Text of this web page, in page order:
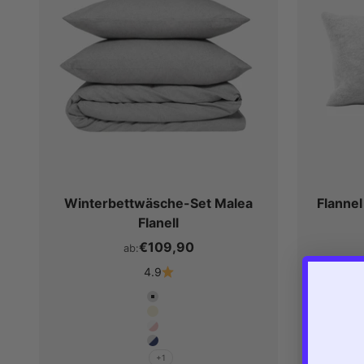
Winterbettwäsche-Set Malea
Flanell
ab:€109,90
4.9
Farbe
Silver / Rose
Hellgrau / Marine Blau
+1